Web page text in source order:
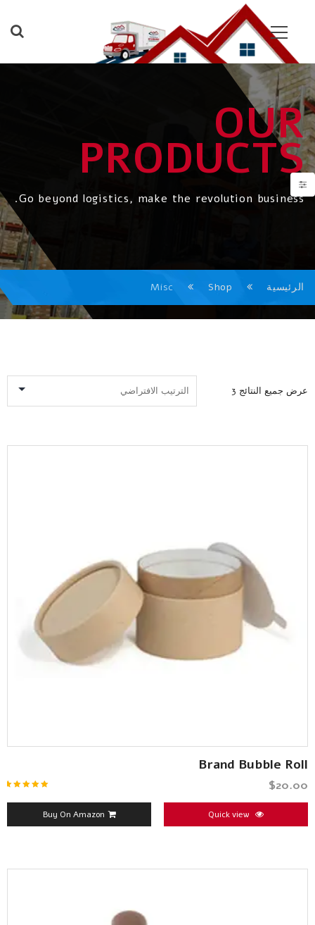
OUR
PRODUCTS
Go beyond logistics, make the revolution business.
الرئيسية Shop
Misc
عرض جميع النتائج 3
Brand Bubble Roll
5.00من 5
$20.00
Buy On Amazon